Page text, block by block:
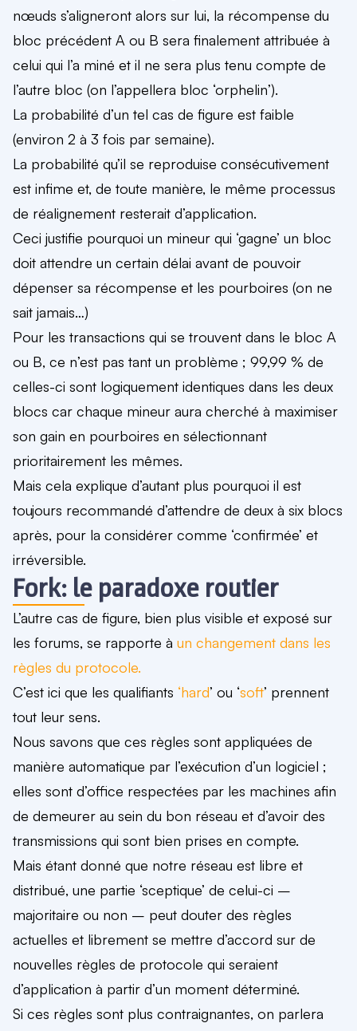
nœuds s’aligneront alors sur lui, la récompense du
bloc précédent A ou B sera finalement attribuée à
celui qui l’a miné et il ne sera plus tenu compte de
l’autre bloc (on l’appellera bloc ‘orphelin’).
La probabilité d’un tel cas de figure est faible
(environ 2 à 3 fois par semaine).
La probabilité qu’il se reproduise consécutivement
est infime et, de toute manière, le même processus
de réalignement resterait d’application.
Ceci justifie pourquoi un mineur qui ‘gagne’ un bloc
doit attendre un certain délai avant de pouvoir
dépenser sa récompense et les pourboires (on ne
sait jamais…)
Pour les transactions qui se trouvent dans le bloc A
ou B, ce n’est pas tant un problème ; 99,99 % de
celles-ci sont logiquement identiques dans les deux
blocs car chaque mineur aura cherché à maximiser
son gain en pourboires en sélectionnant
prioritairement les mêmes.
Mais cela explique d’autant plus pourquoi il est
toujours recommandé d’attendre de deux à six blocs
après, pour la considérer comme ‘confirmée’ et
irréversible.
Fork: le paradoxe routier
L’autre cas de figure, bien plus visible et exposé sur
les forums, se rapporte à un changement dans les
règles du protocole.
C’est ici que les qualifiants ‘hard’ ou ‘soft’ prennent
tout leur sens.
Nous savons que ces règles sont appliquées de
manière automatique par l’exécution d’un logiciel ;
elles sont d’office respectées par les machines afin
de demeurer au sein du bon réseau et d’avoir des
transmissions qui sont bien prises en compte.
Mais étant donné que notre réseau est libre et
distribué, une partie ‘sceptique’ de celui-ci –
majoritaire ou non – peut douter des règles
actuelles et librement se mettre d’accord sur de
nouvelles règles de protocole qui seraient
d’application à partir d’un moment déterminé.
Si ces règles sont plus contraignantes, on parlera